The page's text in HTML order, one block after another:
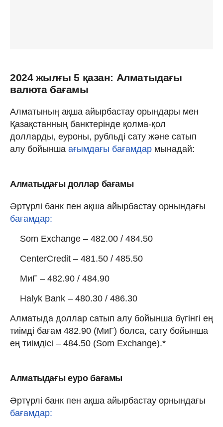
2024 жылғы 5 қазан: Алматыдағы
валюта бағамы
Алматының ақша айырбастау орындары мен
Қазақстанның банктерінде қолма-қол
долларды, еуроны, рубльді сату және сатып
алу бойынша ағымдағы бағамдар мынадай:
Алматыдағы доллар бағамы
Әртүрлі банк пен ақша айырбастау орнындағы
бағамдар:
Som Exchange – 482.00 / 484.50
CenterCredit – 481.50 / 485.50
МиГ – 482.90 / 484.90
Halyk Bank – 480.30 / 486.30
Алматыда доллар сатып алу бойынша бүгінгі ең
тиімді бағам 482.90 (МиГ) болса, сату бойынша
ең тиімдісі – 484.50 (Som Exchange).*
Алматыдағы еуро бағамы
Әртүрлі банк пен ақша айырбастау орнындағы
бағамдар: